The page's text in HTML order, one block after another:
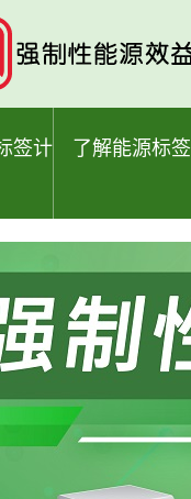
签计
了解能源标签